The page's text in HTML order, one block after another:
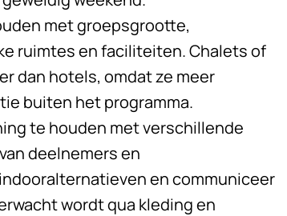
met groepsgrootte,
ruimtes en faciliteiten. Chalets of
dan hotels, omdat ze meer
buiten het programma.
te houden met verschillende
deelnemers en
en communiceer
wordt qua kleding en